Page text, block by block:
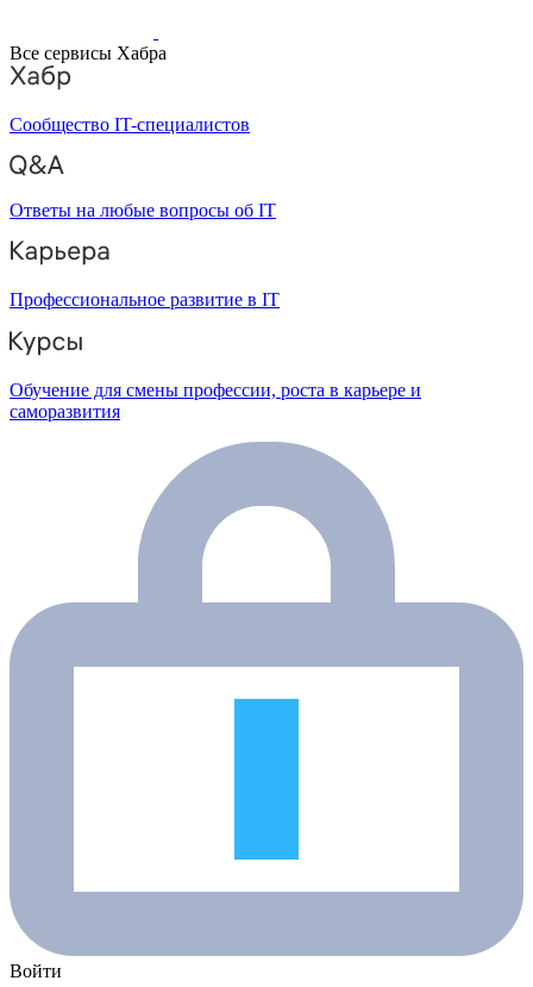
Все сервисы Хабра
Сообщество IT-специалистов
Ответы на любые вопросы об IT
Профессиональное развитие в IT
Обучение для смены профессии, роста в карьере и
саморазвития
Войти